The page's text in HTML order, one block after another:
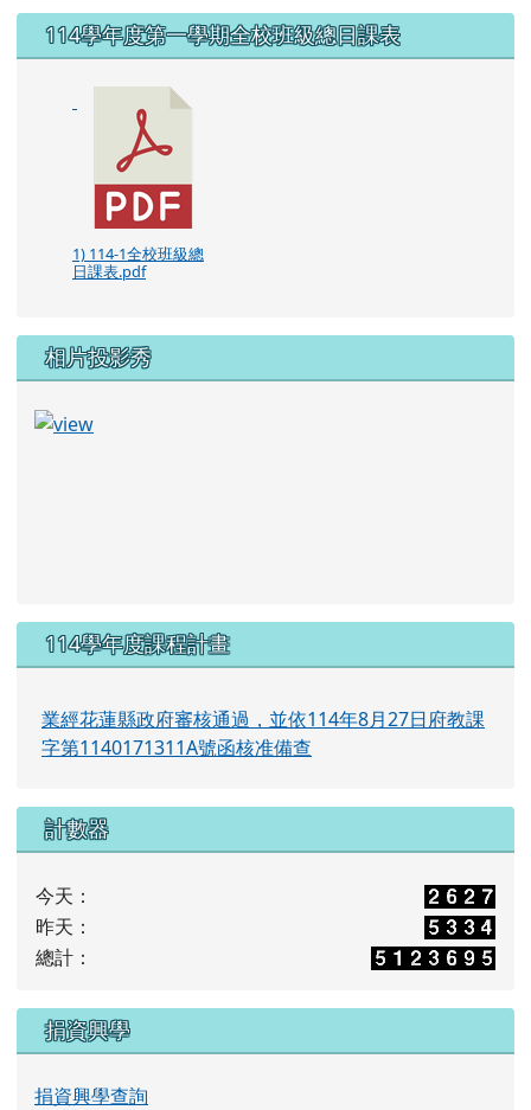
114學年度第一學期全校班級總日課表
1) 114-1全校班級總
日課表.pdf
相片投影秀
114學年度課程計畫
業經花蓮縣政府審核通過，並依114年8月27日府教課
字第1140171311A號函核准備查
計數器
今天：
昨天：
總計：
捐資興學
捐資興學查詢